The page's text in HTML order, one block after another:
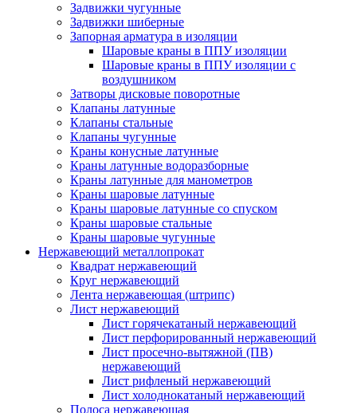
Задвижки чугунные
Задвижки шиберные
Запорная арматура в изоляции
Шаровые краны в ППУ изоляции
Шаровые краны в ППУ изоляции с
воздушником
Затворы дисковые поворотные
Клапаны латунные
Клапаны стальные
Клапаны чугунные
Краны конусные латунные
Краны латунные водоразборные
Краны латунные для манометров
Краны шаровые латунные
Краны шаровые латунные со спуском
Краны шаровые стальные
Краны шаровые чугунные
Нержавеющий металлопрокат
Квадрат нержавеющий
Круг нержавеющий
Лента нержавеющая (штрипс)
Лист нержавеющий
Лист горячекатаный нержавеющий
Лист перфорированный нержавеющий
Лист просечно-вытяжной (ПВ)
нержавеющий
Лист рифленый нержавеющий
Лист холоднокатаный нержавеющий
Полоса нержавеющая